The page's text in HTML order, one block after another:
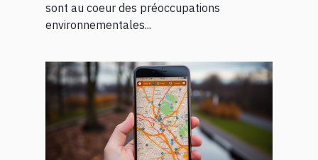
sont au coeur des préoccupations
environnementales...